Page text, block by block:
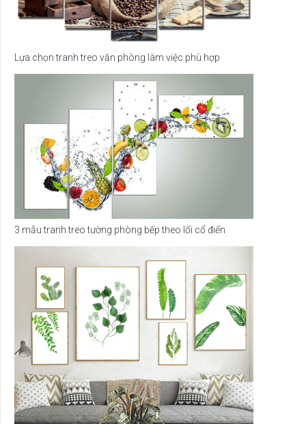
Lựa chọn tranh treo văn phòng làm việc phù hợp
3 mẫu tranh treo tường phòng bếp theo lối cổ điển